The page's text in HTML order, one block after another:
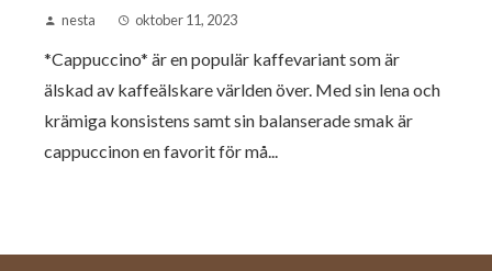
nesta oktober 11, 2023
*Cappuccino* är en populär kaffevariant som är
älskad av kaffeälskare världen över. Med sin lena och
krämiga konsistens samt sin balanserade smak är
cappuccinon en favorit för må...